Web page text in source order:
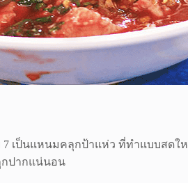
เป็นแหนมคลุกป้าแห่ว ที่ทำแบบสด
ปากแน่นอน